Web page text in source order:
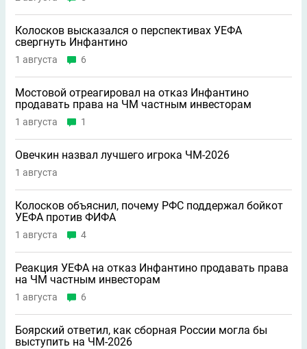
Колосков высказался о перспективах УЕФА
свергнуть Инфантино
1 августа 6
Мостовой отреагировал на отказ Инфантино
продавать права на ЧМ частным инвесторам
1 августа 1
Овечкин назвал лучшего игрока ЧМ-2026
1 августа
Колосков объяснил, почему РФС поддержал бойкот
УЕФА против ФИФА
1 августа 4
Реакция УЕФА на отказ Инфантино продавать права
на ЧМ частным инвесторам
1 августа 6
Боярский ответил, как сборная России могла бы
выступить на ЧМ-2026